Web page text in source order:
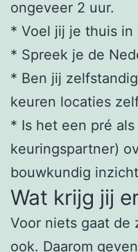
ongeveer 2 uur.
* Voel jij je thuis in
* Spreek je de
* Ben jij
keuren locaties
* Is het een pré
keuringspartner)
bouwkundig
Wat krijg jij
Voor niets gaat de
ook. Daarom